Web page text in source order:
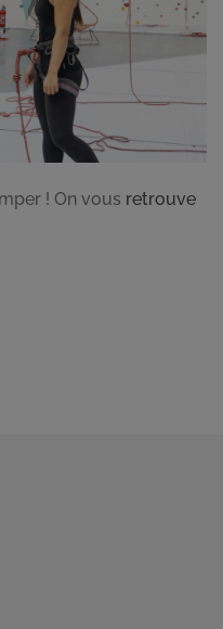
! On vous retrouve